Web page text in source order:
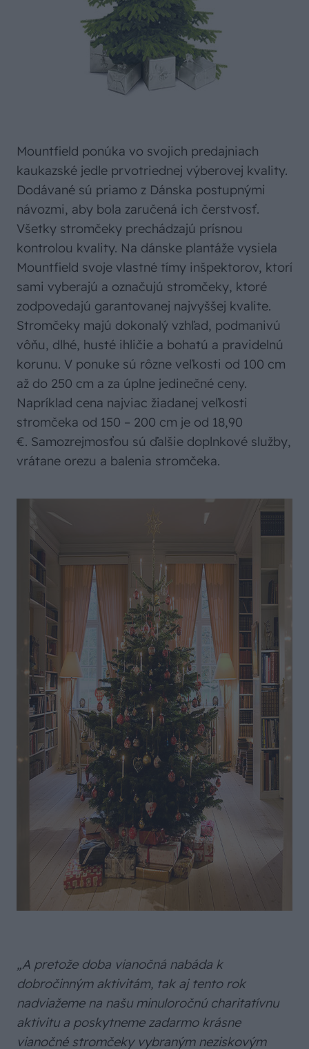
Mountfield ponúka vo svojich predajniach
kaukazské jedle prvotriednej výberovej kvality.
Dodávané sú priamo z Dánska postupnými
návozmi, aby bola zaručená ich čerstvosť.
Všetky stromčeky prechádzajú prísnou
kontrolou kvality. Na dánske plantáže vysiela
Mountfield svoje vlastné tímy inšpektorov, ktorí
sami vyberajú a označujú stromčeky, ktoré
zodpovedajú garantovanej najvyššej kvalite.
Stromčeky majú dokonalý vzhľad, podmanivú
vôňu, dlhé, husté ihličie a bohatú a pravidelnú
korunu. V ponuke sú rôzne veľkosti od 100 cm
až do 250 cm a za úplne jedinečné ceny.
Napríklad cena najviac žiadanej veľkosti
stromčeka od 150 – 200 cm je od 18,90
€. Samozrejmosťou sú ďalšie doplnkové služby,
vrátane orezu a balenia stromčeka.
„A pretože doba vianočná nabáda k
dobročinným aktivitám, tak aj tento rok
nadviažeme na našu minuloročnú charitatívnu
aktivitu a poskytneme zadarmo krásne
vianočné stromčeky vybraným neziskovým